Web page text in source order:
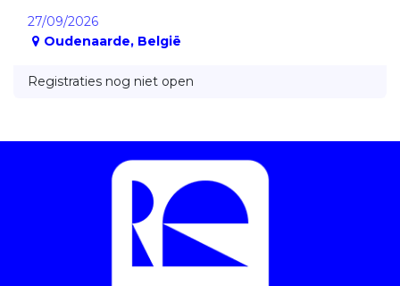
27/09/2026
Oudenaarde, België
Registraties nog niet open